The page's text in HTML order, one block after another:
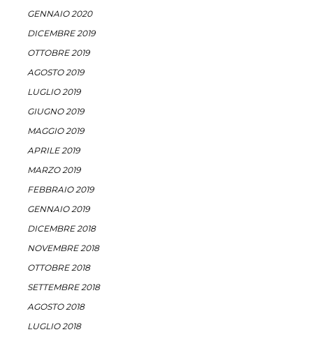
GENNAIO 2020
DICEMBRE 2019
OTTOBRE 2019
AGOSTO 2019
LUGLIO 2019
GIUGNO 2019
MAGGIO 2019
APRILE 2019
MARZO 2019
FEBBRAIO 2019
GENNAIO 2019
DICEMBRE 2018
NOVEMBRE 2018
OTTOBRE 2018
SETTEMBRE 2018
AGOSTO 2018
LUGLIO 2018